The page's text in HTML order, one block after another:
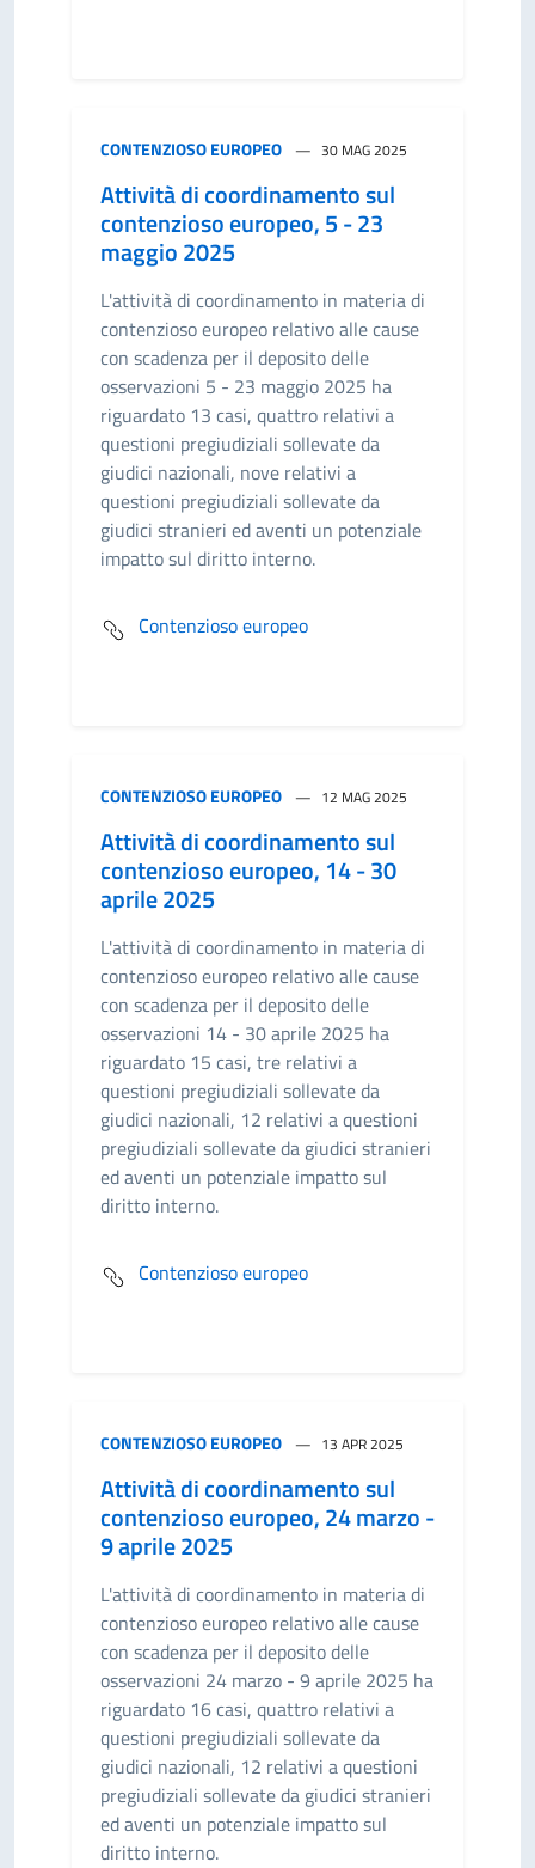
CONTENZIOSO EUROPEO 30 MAG 2025
Attività di coordinamento sul
contenzioso europeo, 5 - 23
maggio 2025
L'attività di coordinamento in materia di
contenzioso europeo relativo alle cause
con scadenza per il deposito delle
osservazioni 5 - 23 maggio 2025 ha
riguardato 13 casi, quattro relativi a
questioni pregiudiziali sollevate da
giudici nazionali, nove relativi a
questioni pregiudiziali sollevate da
giudici stranieri ed aventi un potenziale
impatto sul diritto interno.
Contenzioso europeo
CONTENZIOSO EUROPEO 12 MAG 2025
Attività di coordinamento sul
contenzioso europeo, 14 - 30
aprile 2025
L'attività di coordinamento in materia di
contenzioso europeo relativo alle cause
con scadenza per il deposito delle
osservazioni 14 - 30 aprile 2025 ha
riguardato 15 casi, tre relativi a
questioni pregiudiziali sollevate da
giudici nazionali, 12 relativi a questioni
pregiudiziali sollevate da giudici stranieri
ed aventi un potenziale impatto sul
diritto interno.
Contenzioso europeo
CONTENZIOSO EUROPEO 13 APR 2025
Attività di coordinamento sul
contenzioso europeo, 24 marzo -
9 aprile 2025
L'attività di coordinamento in materia di
contenzioso europeo relativo alle cause
con scadenza per il deposito delle
osservazioni 24 marzo - 9 aprile 2025 ha
riguardato 16 casi, quattro relativi a
questioni pregiudiziali sollevate da
giudici nazionali, 12 relativi a questioni
pregiudiziali sollevate da giudici stranieri
ed aventi un potenziale impatto sul
diritto interno.